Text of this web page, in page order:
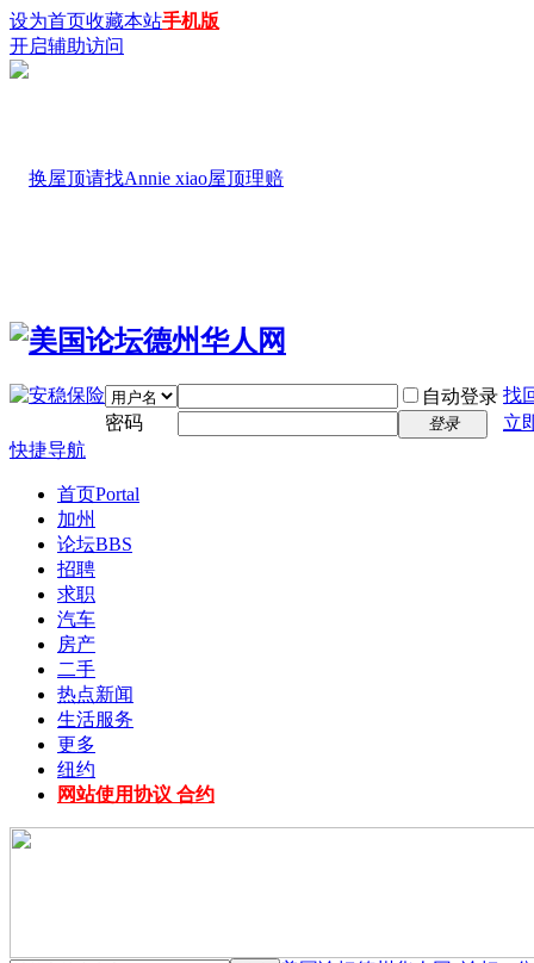
设为首页收藏本站手机版
开启辅助访问
自动登录 找
密码
登录
立
快捷导航
首页Portal
加州
论坛BBS
招聘
求职
汽车
房产
二手
热点新闻
生活服务
更多
纽约
网站使用协议 合约